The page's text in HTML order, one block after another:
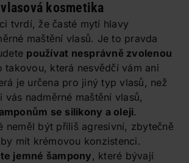
kosmetika
tvrdí, že časté mytí hlavy
maštění vlasů. Je to pravda
používat nesprávně zvolenou
takovou, která nesvědčí vám ani
je určena pro jiný typ vlasů, než
vás nadměrné maštění vlasů,
se silikony a oleji.
neměl být příliš agresivní, zbytečně
mít krémovou konzistenci.
jemné šampony, které bývají